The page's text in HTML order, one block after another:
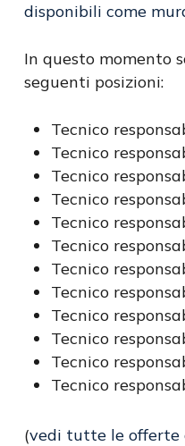
disponibili come
In questo momento
seguenti posizioni:
Tecnico
Tecnico
Tecnico
Tecnico
Tecnico
Tecnico
Tecnico
Tecnico
Tecnico
Tecnico
Tecnico
Tecnico
(vedi tutte le offerte